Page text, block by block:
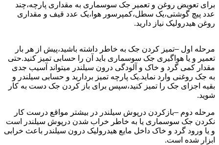
برای تعویض روغن و تعمیر جک سوسماری به مقداری پارچه،چند
عدد پیچ گوشتی،یک سطل،کمپرسور هوا،یک عدد قیف و مقداری
روغن هیدرولیک نیاز دارید.
مرحله اول –تمیز کردن جک به خاطر داشته باشید،پیش از هر بار
تعمیر و یا هواگیری جک سوسماری باید آن را حسابی تمیز کنید.حتی
مقدار کمی گرد و خاک و آلودگی درون سیلندر میتواند آسیب جدی
به جک روغنی وارد نماید.یک پارچه تمیز بردارید و حسابی سیلندر و
بقیه اجزای جک را تمیز کنید،سپس برای باز کردن جک دست به کار
شوید.
مرحله دوم –بازکردن درپوش سیلندر در بیشتر مواقع درست کار
نکردن جک سوسماری یا به خاطر خراب شدن درپوش سیلندر است
و یا ورود گرد و خاک داخل مایع هیدرولیک درون سیلندر باعث خرابی
ابزار شده است.